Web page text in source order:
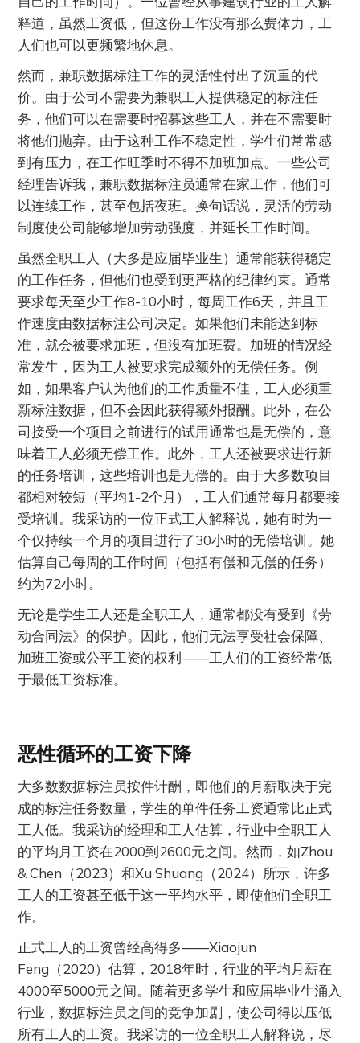
释道，虽然工资低，但这份工作没有那么费体力，工
人们也可以更频繁地休息。
然而，兼职数据标注工作的灵活性付出了沉重的代
价。由于公司不需要为兼职工人提供稳定的标注任
务，他们可以在需要时招募这些工人，并在不需要时
将他们抛弃。由于这种工作不稳定性，学生们常常感
到有压力，在工作旺季时不得不加班加点。一些公司
经理告诉我，兼职数据标注员通常在家工作，他们可
以连续工作，甚至包括夜班。换句话说，灵活的劳动
制度使公司能够增加劳动强度，并延长工作时间。
虽然全职工人（大多是应届毕业生）通常能获得稳定
的工作任务，但他们也受到更严格的纪律约束。通常
要求每天至少工作8-10小时，每周工作6天，并且工
作速度由数据标注公司决定。如果他们未能达到标
准，就会被要求加班，但没有加班费。加班的情况经
常发生，因为工人被要求完成额外的无偿任务。例
如，如果客户认为他们的工作质量不佳，工人必须重
新标注数据，但不会因此获得额外报酬。此外，在公
司接受一个项目之前进行的试用通常也是无偿的，意
味着工人必须无偿工作。此外，工人还被要求进行新
的任务培训，这些培训也是无偿的。由于大多数项目
都相对较短（平均1-2个月），工人们通常每月都要接
受培训。我采访的一位正式工人解释说，她有时为一
个仅持续一个月的项目进行了30小时的无偿培训。她
估算自己每周的工作时间（包括有偿和无偿的任务）
约为72小时。
无论是学生工人还是全职工人，通常都没有受到《劳
动合同法》的保护。因此，他们无法享受社会保障、
加班工资或公平工资的权利——工人们的工资经常低
于最低工资标准。
恶性循环的工资下降
大多数数据标注员按件计酬，即他们的月薪取决于完
成的标注任务数量，学生的单件任务工资通常比正式
工人低。我采访的经理和工人估算，行业中全职工人
的平均月工资在2000到2600元之间。然而，如Zhou
& Chen（2023）和Xu Shuang（2024）所示，许多
工人的工资甚至低于这一平均水平，即使他们全职工
作。
正式工人的工资曾经高得多——Xiaojun
Feng（2020）估算，2018年时，行业的平均月薪在
4000至5000元之间。随着更多学生和应届毕业生涌入
行业，数据标注员之间的竞争加剧，使公司得以压低
所有工人的工资。我采访的一位全职工人解释说，尽